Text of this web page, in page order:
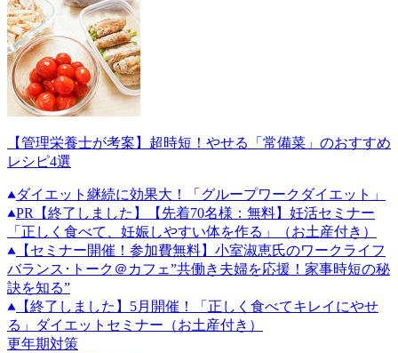
【管理栄養士が考案】超時短！やせる「常備菜」のおすすめ
レシピ4選
ダイエット継続に効果大！「グループワークダイエット」
PR
【終了しました】【先着70名様：無料】妊活セミナー
「正しく食べて、妊娠しやすい体を作る」（お土産付き）
【セミナー開催！参加費無料】小室淑恵氏のワークライフ
バランス･トーク＠カフェ”共働き夫婦を応援！家事時短の秘
訣を知る”
【終了しました】5月開催！「正しく食べてキレイにやせ
る」ダイエットセミナー（お土産付き）
更年期対策